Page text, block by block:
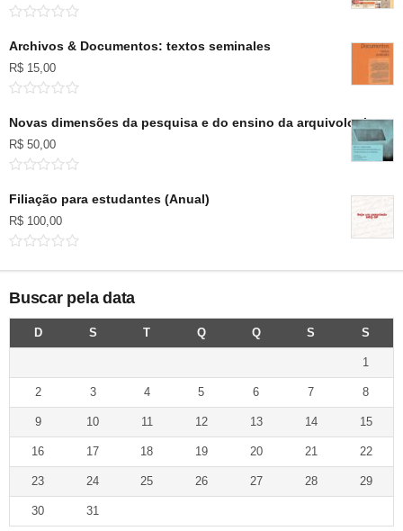
Archivos & Documentos: textos seminales
R$ 15,00
Novas dimensões da pesquisa e do ensino da arquivologia no
R$ 50,00
Filiação para estudantes (Anual)
R$ 100,00
Buscar pela data
D S T Q Q S S
1
2 3 4 5 6 7 8
9 10 11 12 13 14 15
16 17 18 19 20 21 22
23 24 25 26 27 28 29
30 31